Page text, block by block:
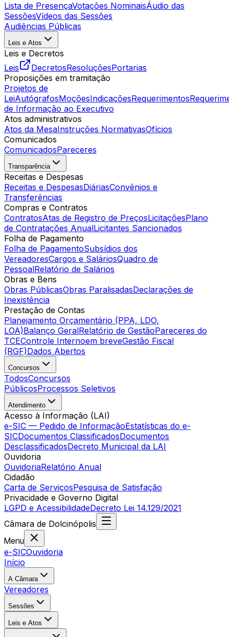
Lista de PresençaVotações NominaisÁudio das
SessõesVídeos das Sessões
Audiências Públicas
Leis e Atos
Leis e Decretos
Leis
DecretosResoluçõesPortarias
Proposições em tramitação
Projetos de
LeiAutógrafosMoçõesIndicaçõesRequerimentos
de Informação ao Executivo
Atos administrativos
Atos da MesaInstruções NormativasOfícios
Comunicados
ComunicadosPareceres
Transparência
Receitas e Despesas
Receitas e DespesasDiáriasConvênios e
Transferências
Compras e Contratos
ContratosAtas de Registro de PreçosLicitaçõesPlano
de Contratações AnualLicitantes Sancionados
Folha de Pagamento
Folha de PagamentoSubsídios dos
VereadoresCargos e SaláriosQuadro de
PessoalRelatório de Salários
Obras e Bens
Obras PúblicasObras ParalisadasDeclarações de
Inexistência
Prestação de Contas
Planejamento Orçamentário (PPA, LDO,
LOA)Balanço GeralRelatório de GestãoPareceres do
TCEControle Internoem breveGestão Fiscal
(RGF)Dados Abertos
Concursos
TodosConcursos
PúblicosProcessos Seletivos
Atendimento
Acesso à Informação (LAI)
e-SIC — Pedido de InformaçãoEstatísticas do e-
SICDocumentos ClassificadosDocumentos
DesclassificadosDecreto Municipal da LAI
Ouvidoria
OuvidoriaRelatório Anual
Cidadão
Carta de ServiçosPesquisa de Satisfação
Privacidade e Governo Digital
LGPD e AcessibilidadeDecreto Lei 14.129/2021
Câmara de Dolcinópolis
Menu
e-SICOuvidoria
Início
A Câmara
Vereadores
Sessões
Leis e Atos